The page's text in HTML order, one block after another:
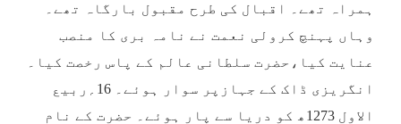
ہمراہ تھے۔ اقبال کی طرح مقبول بارگاہ تھے۔
وہاں پہنچ کرولی نعمت نے نامہ بری کا منصب
عنایت کیا،حضرت سلطانی عالم کے پاس رخصت کیا۔
انگریزی ڈاک کے جہازپر سوار ہوئے۔ 16؍ربیع
الاول 1273ھ کو دریا سے پار ہوئے۔ حضرت کے نام